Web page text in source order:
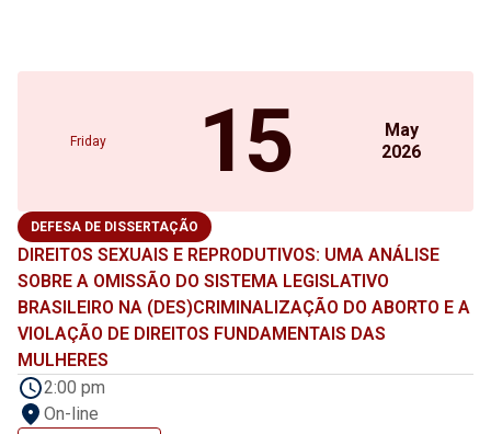
Friday 15
May
2026
DEFESA DE DISSERTAÇÃO
DIREITOS SEXUAIS E REPRODUTIVOS: UMA ANÁLISE
SOBRE A OMISSÃO DO SISTEMA LEGISLATIVO
BRASILEIRO NA (DES)CRIMINALIZAÇÃO DO ABORTO E A
VIOLAÇÃO DE DIREITOS FUNDAMENTAIS DAS
MULHERES
2:00 pm
On-line